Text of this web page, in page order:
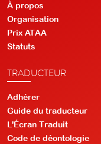
À propos
Organisation
Prix ATAA
Statuts
TRADUCTEUR
Adhérer
Guide du traducteur
L'Écran Traduit
Code de déontologie